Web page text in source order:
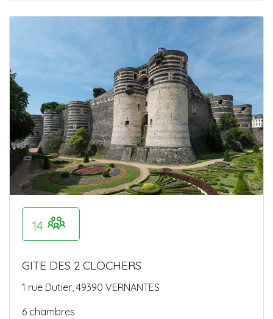
14
GITE DES 2 CLOCHERS
1 rue Dutier, 49390 VERNANTES
6 chambres